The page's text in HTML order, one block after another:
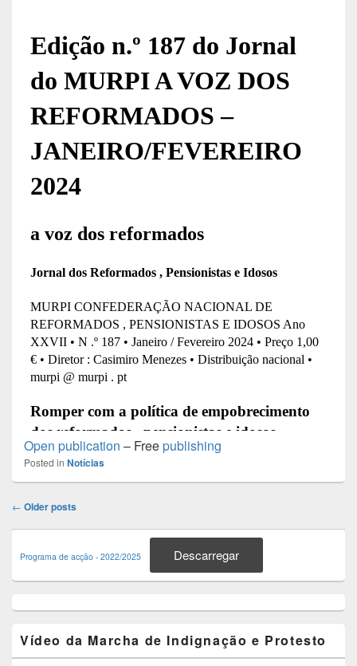
Open publication – Freepublishing
Posted in Notícias
Post
← Older posts
Sidebar
Widget
Area
Programa de acção - 2022/2025 Descarregar
Vídeo da Marcha de Indignação e Protesto